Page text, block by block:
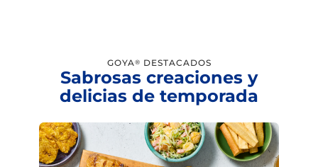
GOYA® DESTACADOS
Sabrosas creaciones y
delicias de temporada